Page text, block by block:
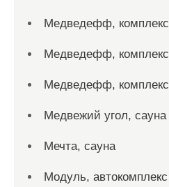
Медведефф, комплекс
Медведефф, комплекс
Медведефф, комплекс
Медвежий угол, сауна
Мечта, сауна
Модуль, автокомплекс